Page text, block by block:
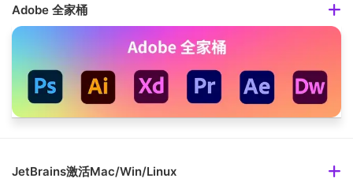
Adobe 全家桶
JetBrains激活Mac/Win/Linux